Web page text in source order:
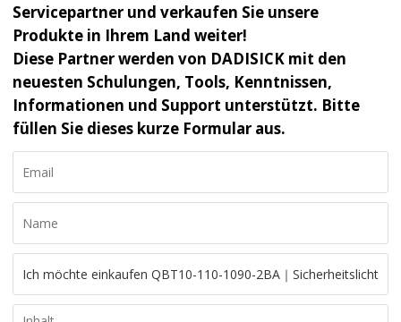
Servicepartner und verkaufen Sie unsere
Produkte in Ihrem Land weiter!
Diese Partner werden von DADISICK mit den
neuesten Schulungen, Tools, Kenntnissen,
Informationen und Support unterstützt. Bitte
füllen Sie dieses kurze Formular aus.